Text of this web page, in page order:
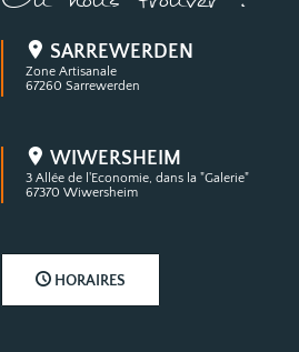
SARREWERDEN
Zone Artisanale
67260 Sarrewerden
WIWERSHEIM
3 Allée de l'Economie, dans la "Galerie"
67370 Wiwersheim
HORAIRES